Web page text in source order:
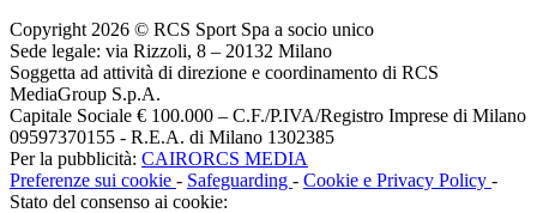
Copyright 2026 © RCS Sport Spa a socio unico
Sede legale: via Rizzoli, 8 – 20132 Milano
Soggetta ad attività di direzione e coordinamento di RCS
MediaGroup S.p.A.
Capitale Sociale € 100.000 – C.F./P.IVA/Registro Imprese di Milano
09597370155 - R.E.A. di Milano 1302385
Per la pubblicità: CAIRORCS MEDIA
Preferenze sui cookie - Safeguarding - Cookie e Privacy Policy -
Stato del consenso ai cookie: